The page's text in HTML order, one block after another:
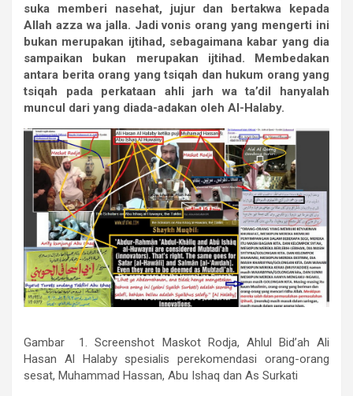
suka memberi nasehat, jujur dan bertakwa kepada
Allah azza wa jalla. Jadi vonis orang yang mengerti ini
bukan merupakan ijtihad, sebagaimana kabar yang dia
sampaikan bukan merupakan ijtihad.
Membedakan
antara berita orang yang tsiqah dan hukum orang yang
tsiqah pada perkataan ahli jarh wa ta’dil hanyalah
muncul dari yang diada-adakan oleh Al-Halaby.
Gambar 1. Screenshot Maskot Rodja, Ahlul Bid’ah Ali
Hasan Al Halaby spesialis perekomendasi orang-orang
sesat, Muhammad Hassan, Abu Ishaq dan As Surkati